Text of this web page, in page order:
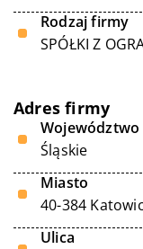
Rodzaj firmy
SPÓŁKI Z
Adres firmy
Województwo
Śląskie
Miasto
40-384
Ulica